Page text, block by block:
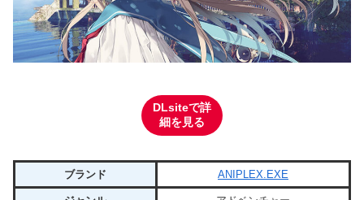
DLsiteで詳
細を見る
ブランド ANIPLEX.EXE